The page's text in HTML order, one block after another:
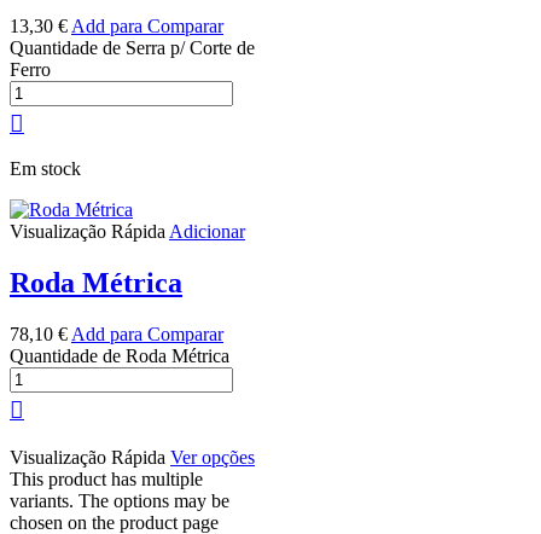
13,30 € Add para Comparar
Quantidade de Serra p/ Corte de
Ferro
Em stock
Visualização Rápida Adicionar
Roda Métrica
78,10 € Add para Comparar
Quantidade de Roda Métrica
Visualização Rápida Ver opções
This product has multiple
variants. The options may be
chosen on the product page